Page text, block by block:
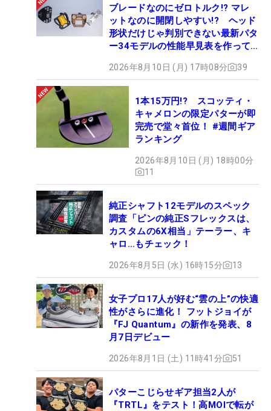
ブレードなのにゼロトルク!? マレ
ットなのに開閉しやすい!? ヘッド
形状だけじゃ判別できない最新パタ
ー34モデルの性能早見表を作って
2026年8月10日 (月) 17時08分 39
1本15万円!? スコッティ・
キャメロンの限定パターが即
完売で堂々首位！ #週間ギア
ランキング
2026年8月10日 (月) 18時00分
11
純正シャフト12モデルのスペック
調査「ピンの純正Sフレックスは、
カスタムの6X相当」テーラー、キ
ャロ…もチェック！
2026年8月5日 (水) 16時15分 13
女子プロ17人が好む“雲の上”の快適
性がさらに進化！ フットジョイが
『FJ Quantum』の新作を発表、8
月7日デビュー
2026年8月1日 (土) 11時41分 51
パターこじらせギア担当2人が
『TRTL』をテスト！高MOIで転が